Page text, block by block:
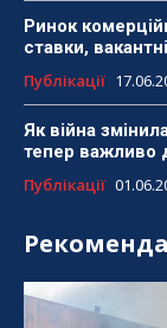
Ринок
ставки,
Публікації
Як війна
тепер важливо
Публікації